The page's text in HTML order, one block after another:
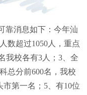
靠消息如下：今年汕
数超过1050人，重点
我校各有3人；3、全
总分前600名，我校
市第一名；5、有10位